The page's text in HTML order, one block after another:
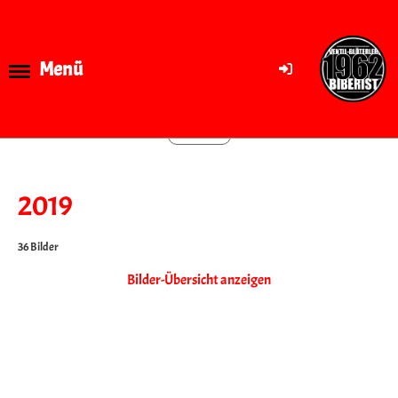
Menü
2019
36 Bilder
Bilder-Übersicht anzeigen